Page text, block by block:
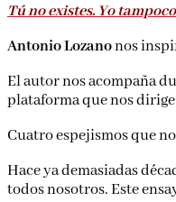
Tú no existes. Yo tampoco
Antonio Lozanonos
El autor nos acompaña
plataforma que nos
Cuatro espejismos que
Hace ya demasiadas
todos nosotros. Este